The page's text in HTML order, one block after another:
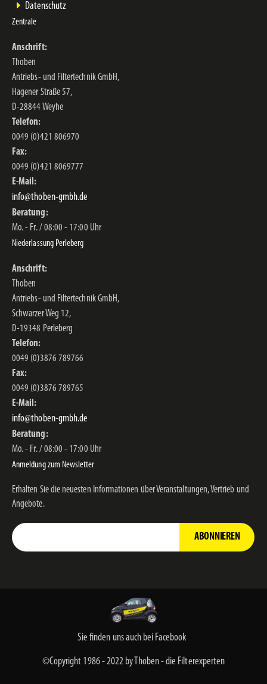
Datenschutz
Zentrale
Anschrift:
Thoben
Antriebs- und Filtertechnik GmbH,
Hagener Straße 57,
D-28844 Weyhe
Telefon:
0049 (0)421 806970
Fax:
0049 (0)421 8069777
E-Mail:
info@thoben-gmbh.de
Beratung:
Mo. - Fr. / 08:00 - 17:00 Uhr
Niederlassung Perleberg
Anschrift:
Thoben
Antriebs- und Filtertechnik GmbH,
Schwarzer Weg 12,
D-19348 Perleberg
Telefon:
0049 (0)3876 789766
Fax:
0049 (0)3876 789765
E-Mail:
info@thoben-gmbh.de
Beratung:
Mo. - Fr. / 08:00 - 17:00 Uhr
Anmeldung zum Newsletter
Erhalten Sie die neuesten Informationen über Veranstaltungen, Vertrieb und
Angebote.
ABONNIEREN
Sie finden uns auch bei Facebook
©Copyright 1986 - 2022 by Thoben - die Filterexperten